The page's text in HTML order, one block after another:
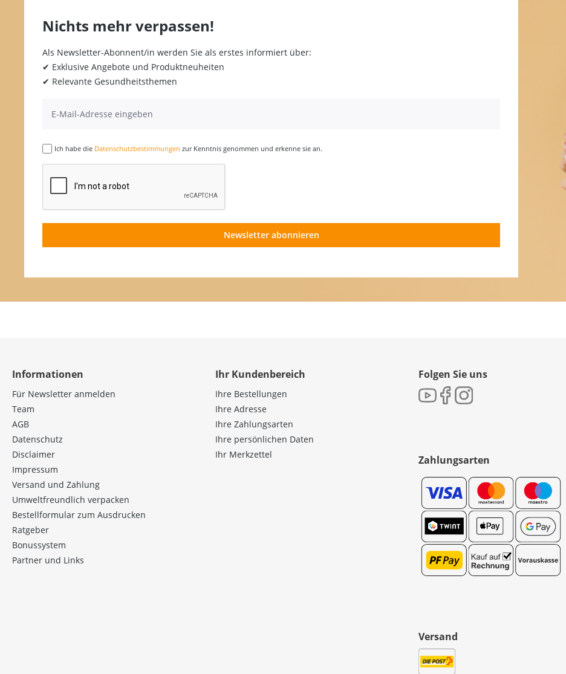
Nichts mehr verpassen!
Als Newsletter-Abonnent/in werden Sie als erstes informiert über:
✔ Exklusive Angebote und Produktneuheiten
✔ Relevante Gesundheitsthemen
Ich habe die Datenschutzbestimmungen zur Kenntnis genommen und erkenne sie an.
Newsletter abonnieren
Informationen
Für Newsletter anmelden
Team
AGB
Datenschutz
Disclaimer
Impressum
Versand und Zahlung
Umweltfreundlich verpacken
Bestellformular zum Ausdrucken
Ratgeber
Bonussystem
Partner und Links
Ihr Kundenbereich
Ihre Bestellungen
Ihre Adresse
Ihre Zahlungsarten
Ihre persönlichen Daten
Ihr Merkzettel
Folgen Sie uns
Zahlungsarten
Versand